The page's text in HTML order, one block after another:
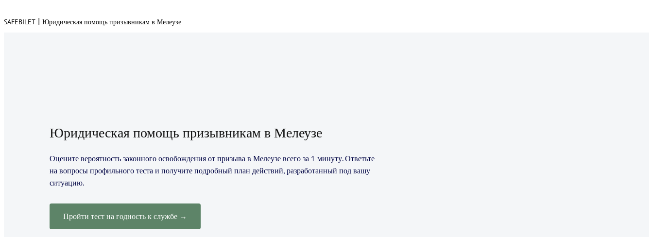
SAFEBILET | Юридическая помощь призывникам в Мелеузе
Юридическая помощь призывникам в Мелеузе
Оцените вероятность законного освобождения от призыва в Мелеузе всего за 1 минуту. Ответьте
на вопросы профильного теста и получите подробный план действий, разработанный под вашу
ситуацию.
Пройти тест на годность к службе →